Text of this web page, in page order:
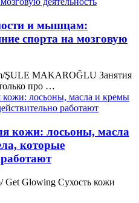
и мышцам:
спорта на мозговую
ŞULE MAKAROĞLU Занятия
про …
кожи: лосьоны, масла
которые
работают
Get Glowing Сухость кожи